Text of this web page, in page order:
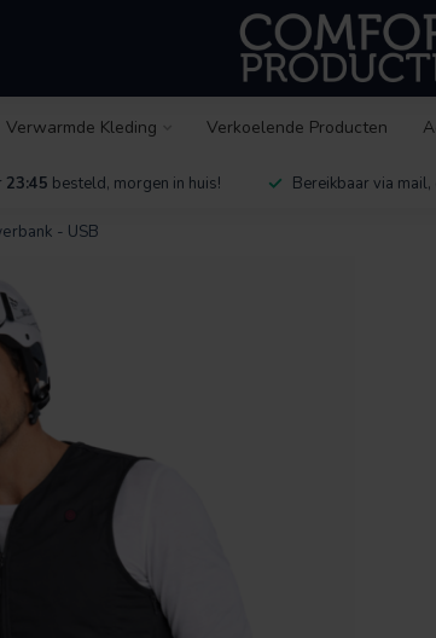
Verwarmde Kleding Verkoelende Producten
23:45 besteld, morgen in huis! Bereikbaar via
- USB